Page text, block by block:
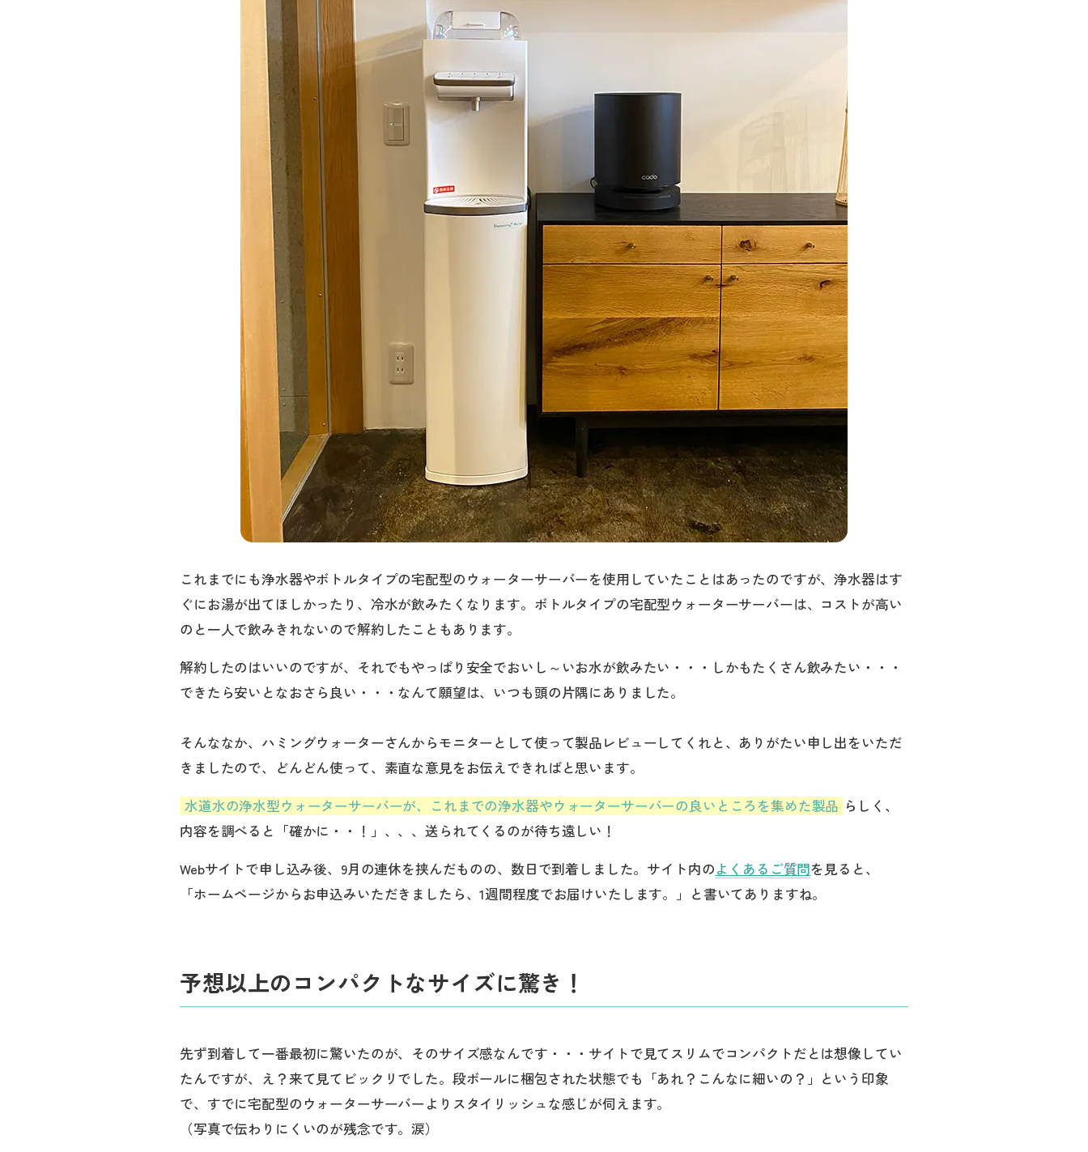
これまでにも浄水器やボトルタイプの宅配型のウォーターサーバーを使用していたことはあったのですが、浄水器はす
ぐにお湯が出てほしかったり、冷水が飲みたくなります。ボトルタイプの宅配型ウォーターサーバーは、コストが高い
のと一人で飲みきれないので解約したこともあります。
解約したのはいいのですが、それでもやっぱり安全でおいし～いお水が飲みたい・・・しかもたくさん飲みたい・・・
できたら安いとなおさら良い・・・なんて願望は、いつも頭の片隅にありました。
そんななか、ハミングウォーターさんからモニターとして使って製品レビューしてくれと、ありがたい申し出をいただ
きましたので、どんどん使って、素直な意見をお伝えできればと思います。
水道水の浄水型ウォーターサーバーが、これまでの浄水器やウォーターサーバーの良いところを集めた製品 らしく、
内容を調べると「確かに・・！」、、、送られてくるのが待ち遠しい！
Webサイトで申し込み後、9月の連休を挟んだものの、数日で到着しました。サイト内のよくあるご質問を見ると、
「ホームページからお申込みいただきましたら、1週間程度でお届けいたします。」と書いてありますね。
予想以上のコンパクトなサイズに驚き！
先ず到着して一番最初に驚いたのが、そのサイズ感なんです・・・サイトで見てスリムでコンパクトだとは想像してい
たんですが、え？来て見てビックリでした。段ボールに梱包された状態でも「あれ？こんなに細いの？」という印象
で、すでに宅配型のウォーターサーバーよりスタイリッシュな感じが伺えます。
（写真で伝わりにくいのが残念です。涙）